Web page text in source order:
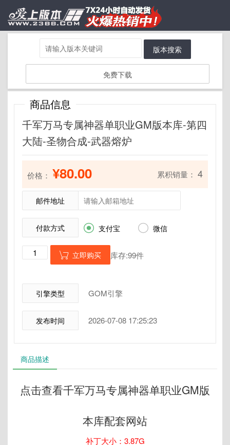
版本搜索
免费下载
商品信息
千军万马专属神器单职业GM版本库-第四
大陆-圣物合成-武器熔炉
价格： ¥80.00 累积销量： 4
邮件地址
付款方式  支付宝  微信
 立即购买 库存:99件
引擎类型 GOM引擎
发布时间 2026-07-08 17:25:23
商品描述
点击查看千军万马专属神器单职业GM版
本库配套网站
补丁大小：3.87G